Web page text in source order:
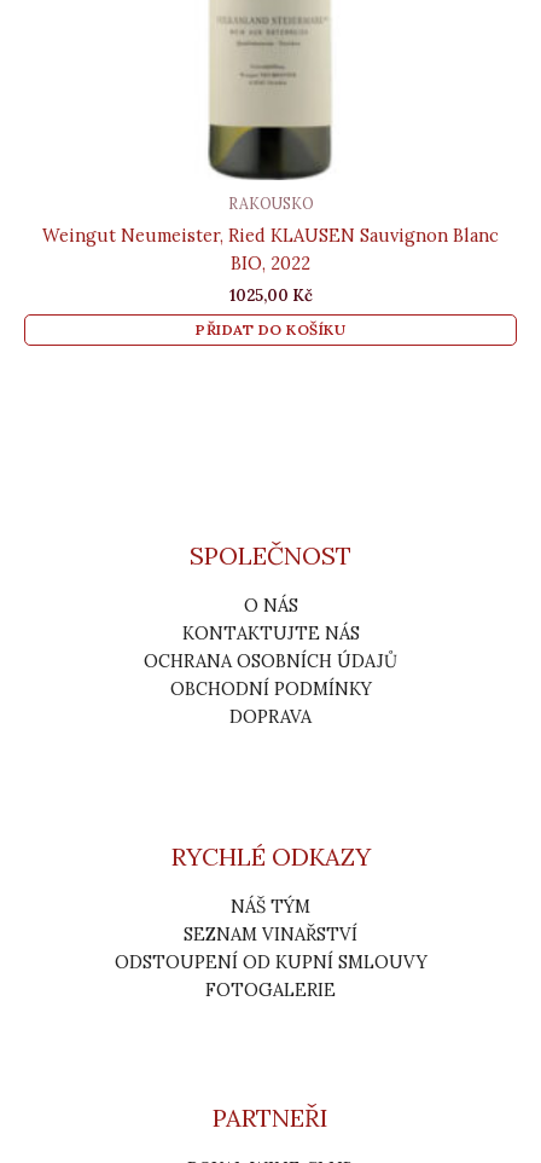
RAKOUSKO
Weingut Neumeister, Ried KLAUSEN Sauvignon Blanc
BIO, 2022
1025,00 Kč
PŘIDAT DO KOŠÍKU
SPOLEČNOST
O NÁS
KONTAKTUJTE NÁS
OCHRANA OSOBNÍCH ÚDAJŮ
OBCHODNÍ PODMÍNKY
DOPRAVA
RYCHLÉ ODKAZY
NÁŠ TÝM
SEZNAM VINAŘSTVÍ
ODSTOUPENÍ OD KUPNÍ SMLOUVY
FOTOGALERIE
PARTNEŘI